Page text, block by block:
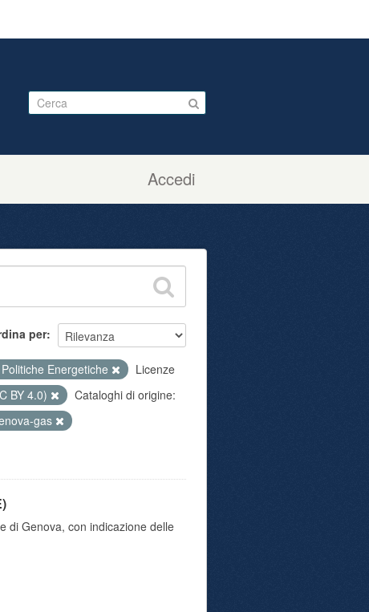
Accedi
per
Energetiche
Licenze
BY 4.0)
Cataloghi di origine:
gas
di Genova, con indicazione delle